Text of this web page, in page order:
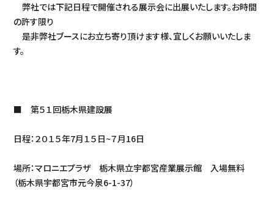
弊社では下記日程で開催される展示会に出展いたします。お時間
の許す限り
是非弊社ブースにお立ち寄り頂けます様、宜しくお願いいたしま
す。
■ 第５１回栃木県建設展
日程：２０１５年7月１５日~７月16日
場所：マロニエプラザ 栃木県立宇都宮産業展示館 入場無料
（栃木県宇都宮市元今泉6-1-37）